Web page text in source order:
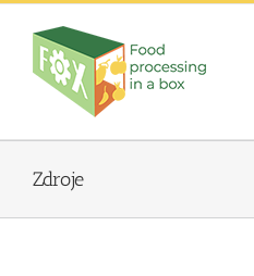
Skip
content
Zdroje